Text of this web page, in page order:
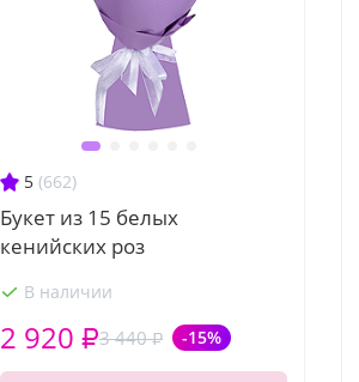
5 (662)
Букет из 15 белых
кенийских роз
В наличии
3 440 ₽ -15%
2 920 ₽